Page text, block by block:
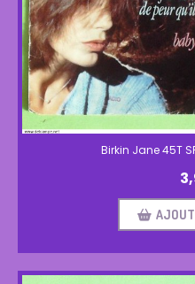
Birkin Jane 45T